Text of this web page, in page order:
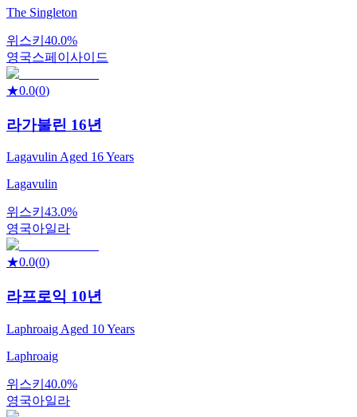
The Singleton
위스키 40.0%
영국스페이사이드
★0.0(0)
라가불린 16년
Lagavulin Aged 16 Years
Lagavulin
위스키 43.0%
영국아일라
★0.0(0)
라프로익 10년
Laphroaig Aged 10 Years
Laphroaig
위스키 40.0%
영국아일라